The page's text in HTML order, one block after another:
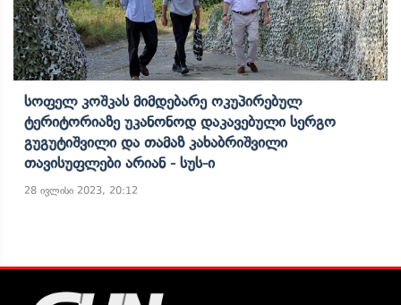
Სოფელ Კოშკას Მიმდებარე Ოკუპირებულ
Ტერიტორიაზე Უკანონოდ Დაკავებული Სერგო
Გუგუტიშვილი Და Თამაზ Კახაბრიშვილი
Თავისუფლები Არიან - Სუს-Ი
28 ივლისი 2023, 20:12